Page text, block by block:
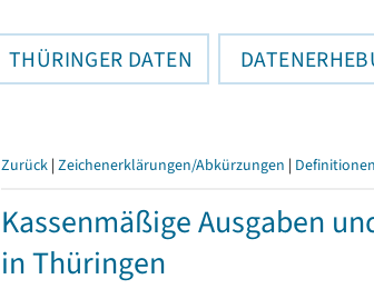
THÜRINGER DATEN
Zurück | Zeichenerklärungen/Abkürzungen | Definitionen
Kassenmäßige Ausgaben
in Thüringen